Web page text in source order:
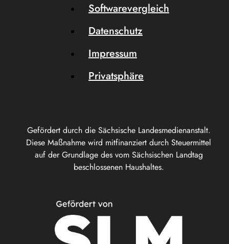
Gefördert durch die Sächsische Landesmedienanstalt.
Diese Maßnahme wird mitfinanziert durch Steuermittel
auf der Grundlage des vom Sächsischen Landtag
beschlossenen Haushaltes.
Softwarevergleich
Datenschutz
Impressum
Privatsphäre